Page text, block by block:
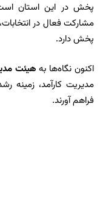
پخش در این استان
مشارکت فعال در
پخش دارد.
اکنون نگاه‌ها به هیئت
مدیریت کارآمد،
فراهم آورند.